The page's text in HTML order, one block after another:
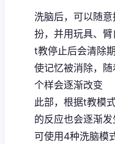
洗脑后，可以随
扮，并用玩具、
t教停止后会清除
使记忆被消除，
个样会逐渐改变
此部，根据t教模
的反应也会逐渐
可使用4种洗脑模